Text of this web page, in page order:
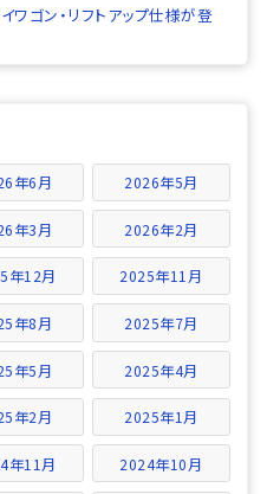
ワゴン・リフトアップ仕様が登
年6月 2026年5月
年3月 2026年2月
年12月 2025年11月
年8月 2025年7月
年5月 2025年4月
年2月 2025年1月
年11月 2024年10月